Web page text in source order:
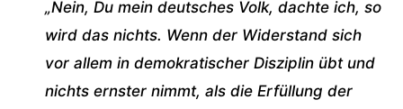
„Nein, Du mein deutsches Volk, dachte ich, so
wird das nichts. Wenn der Widerstand sich
vor allem in demokratischer Disziplin übt und
nichts ernster nimmt, als die Erfüllung der